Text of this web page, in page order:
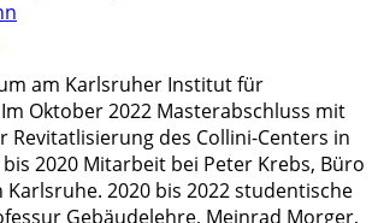
am Karlsruher Institut für
Oktober 2022 Masterabschluss mit
Revitatlisierung des Collini-Centers in
2020 Mitarbeit bei Peter Krebs, Büro
2020 bis 2022 studentische
Gebäudelehre, Meinrad Morger,